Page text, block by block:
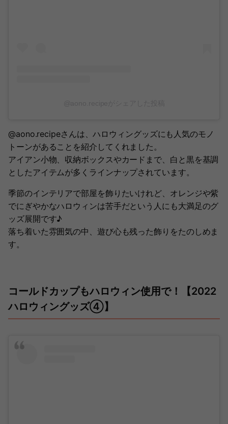
@aono.recipeさんは、ハロウィングッズにも人気のモノ
トーンがあることを紹介してくれました。
アイアン小物、収納ボックスやカードまで、白と黒を基調
としたアイテムが多くラインナップされています。
季節のインテリアで部屋を飾りたいけれど、オレンジや紫
でにぎやかなハロウィンは苦手だという人にも大満足のグ
ッズ展開です♪
落ち着いた雰囲気の中、遊び心も残った飾りをたのしめま
す。
コールドカップもハロウィン使用で！【2022
ハロウィングッズ④】